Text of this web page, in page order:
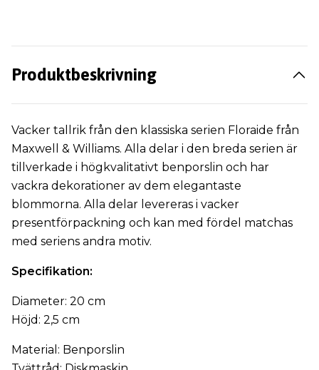
Produktbeskrivning
Vacker tallrik från den klassiska serien Floraide från
Maxwell & Williams. Alla delar i den breda serien är
tillverkade i högkvalitativt benporslin och har
vackra dekorationer av dem elegantaste
blommorna. Alla delar levereras i vacker
presentförpackning och kan med fördel matchas
med seriens andra motiv.
Specifikation:
Diameter: 20 cm
Höjd: 2,5 cm
Material: Benporslin